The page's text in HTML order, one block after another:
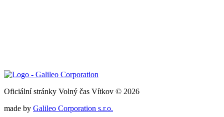
Oficiální stránky Volný čas Vítkov © 2026
made by Galileo Corporation s.r.o.